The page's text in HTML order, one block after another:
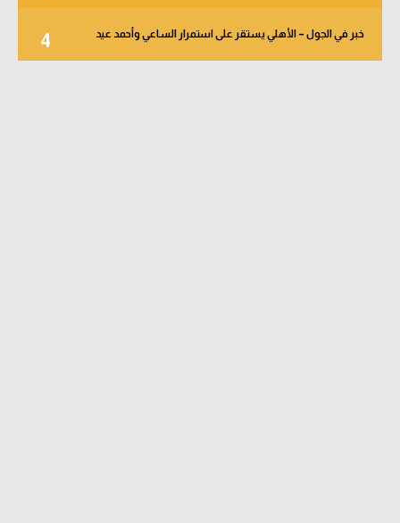
4 خبر في الجول – الأهلي يستقر على استمرار الساعي وأحمد عيد